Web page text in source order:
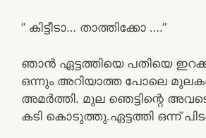
” കിട്ടീടാ… താത്തിക്കോ ….”
ഞാൻ ഏട്ടത്തിയെ പതിയെ
ഒന്നും അറിയാത്ത പോലെ
അമർത്തി. മുല ഞെട്ടിന്റെ
കടി കൊടുത്തു.ഏട്ടത്തി ഒന്ന്